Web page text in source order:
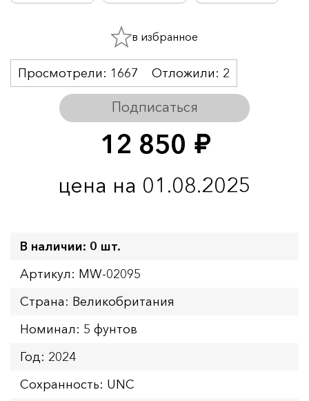
12 850 руб.
цена на 01.08.2025
Подписаться
Просмотрели: 1667 Отложили: 2
в избранное
В наличии: 0 шт.
Артикул: MW-02095
Страна: Великобритания
Номинал: 5 фунтов
Год: 2024
Сохранность: UNC